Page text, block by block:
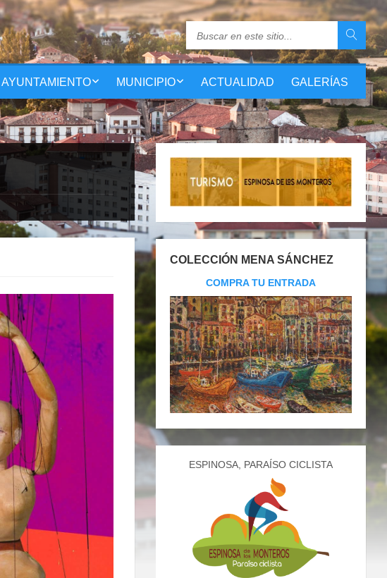
AYUNTAMIENTO MUNICIPIO ACTUALIDAD GALERÍAS
COLECCIÓN MENA SÁNCHEZ
COMPRA TU ENTRADA
ESPINOSA, PARAÍSO CICLISTA